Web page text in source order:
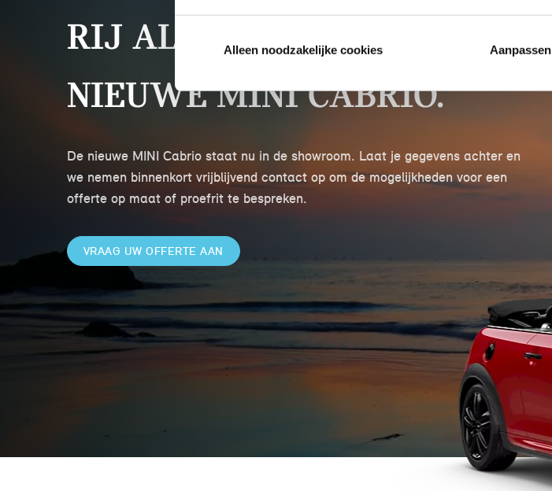
Alleen noodzakelijke cookies Aanpassen
RIJ ALS EERSTE IN DE
NIEUWE MINI CABRIO.
De nieuwe MINI Cabrio staat nu in de showroom. Laat je gegevens achter en
we nemen binnenkort vrijblijvend contact op om de mogelijkheden voor een
offerte op maat of proefrit te bespreken.
VRAAG UW OFFERTE AAN